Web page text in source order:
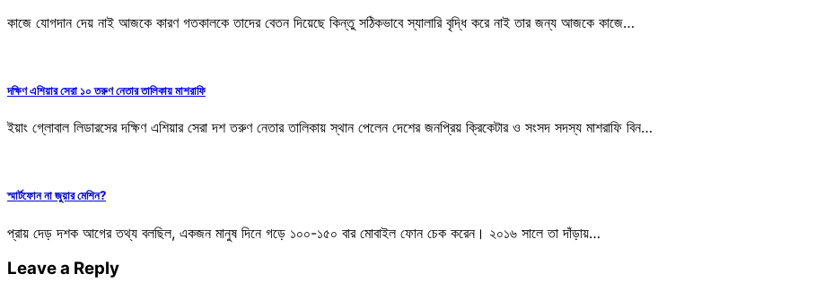
কাজে যোগদান দেয় নাই আজকে কারণ গতকালকে তাদের বেতন দিয়েছে কিন্তু সঠিকভাবে স্যালারি বৃদ্ধি করে নাই তার জন্য আজকে কাজে…
দক্ষিণ এশিয়ার সেরা ১০ তরুণ নেতার তালিকায় মাশরাফি
ইয়াং গ্লোবাল লিডারসের দক্ষিণ এশিয়ার সেরা দশ তরুণ নেতার তালিকায় স্থান পেলেন দেশের জনপ্রিয় ক্রিকেটার ও সংসদ সদস্য মাশরাফি বিন…
স্মার্টফোন না জুয়ার মেশিন?
প্রায় দেড় দশক আগের তথ্য বলছিল, একজন মানুষ দিনে গড়ে ১০০-১৫০ বার মোবাইল ফোন চেক করেন। ২০১৬ সালে তা দাঁড়ায়…
Leave a Reply